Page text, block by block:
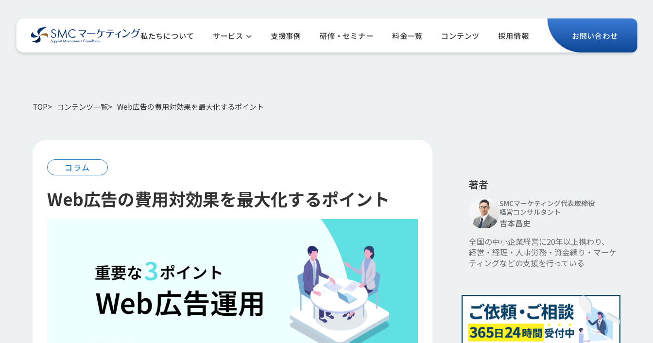
私たちについて サービス 支援事例 研修・セミナー 料金一覧 コンテンツ 採用情報 お問い合わせ
TOP コンテンツ一覧 Web広告の費用対効果を最大化するポイント
コラム
Web広告の費用対効果を最大化するポイント
著者
SMCマーケティング代表取締役
経営コンサルタント
吉本昌史
全国の中小企業経営に20年以上携わり、
経営・経理・人事労務・資金繰り・マーケ
ティングなどの支援を行っている